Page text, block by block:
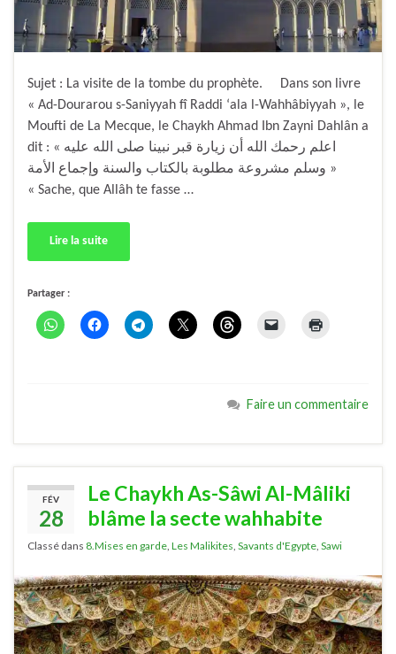
Sujet : La visite de la tombe du prophète. Dans son livre
« Ad-Dourarou s-Saniyyah fî Raddi ‘ala l-Wahhâbiyyah », le
Moufti de La Mecque, le Chaykh Ahmad Ibn Zayni Dahlân a
dit : « اعلم رحمك الله أن زيارة قبر نبينا صلى الله عليه
وسلم مشروعة مطلوبة بالكتاب والسنة وإجماع الأمة »
« Sache, que Allâh te fasse …
Lire la suite
Partager :
Faire un commentaire
FÉV
28
Le Chaykh As-Sâwi Al-Mâliki
blâme la secte wahhabite
Classé dans 8.Mises en garde, Les Malikites, Savants d'Egypte, Sawi